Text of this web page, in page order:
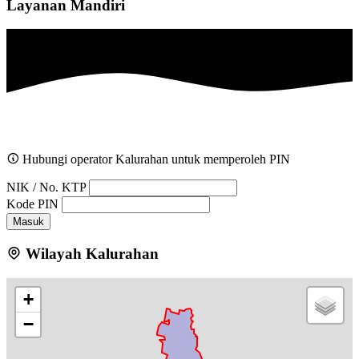
Layanan Mandiri
Hubungi operator Kalurahan untuk memperoleh PIN
NIK / No. KTP
Kode PIN
Masuk
Wilayah Kalurahan
+
−